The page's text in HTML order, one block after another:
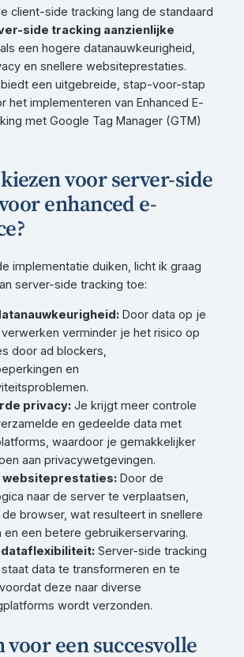
client-side tracking lang de standaard
side tracking aanzienlijke
een hogere datanauwkeurigheid,
en snellere websiteprestaties.
een uitgebreide, stap-voor-stap
het implementeren van Enhanced E-
met Google Tag Manager (GTM)
voor server-side
enhanced e-
implementatie duiken, licht ik graag
server-side tracking toe:
Door data op je
verminder je het risico op
door ad blockers,
en
privacy:Je krijgt meer controle
en gedeelde data met
waardoor je gemakkelijker
aan privacywetgevingen.
websiteprestaties:Door de
naar de server te verplaatsen,
browser, wat resulteert in snellere
en een betere gebruikerservaring.
Server-side tracking
data te transformeren en te
deze naar diverse
wordt verzonden.
voor een succesvolle